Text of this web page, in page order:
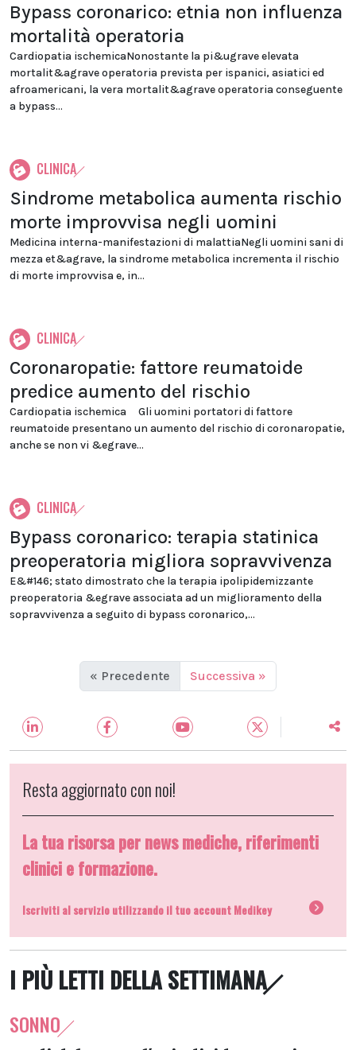
Bypass coronarico: etnia non influenza
mortalità operatoria
Cardiopatia ischemicaNonostante la pi&ugrave elevata
mortalit&agrave operatoria prevista per ispanici, asiatici ed
afroamericani, la vera mortalit&agrave operatoria conseguente
a bypass...
CLINICA
Sindrome metabolica aumenta rischio
morte improvvisa negli uomini
Medicina interna-manifestazioni di malattiaNegli uomini sani di
mezza et&agrave, la sindrome metabolica incrementa il rischio
di morte improvvisa e, in...
CLINICA
Coronaropatie: fattore reumatoide
predice aumento del rischio
Cardiopatia ischemica Gli uomini portatori di fattore
reumatoide presentano un aumento del rischio di coronaropatie,
anche se non vi &egrave...
CLINICA
Bypass coronarico: terapia statinica
preoperatoria migliora sopravvivenza
E&#146; stato dimostrato che la terapia ipolipidemizzante
preoperatoria &egrave associata ad un miglioramento della
sopravvivenza a seguito di bypass coronarico,...
« Precedente Successiva »
Resta aggiornato con noi!
La tua risorsa per news mediche, riferimenti
clinici e formazione.
Iscriviti al servizio utilizzando il tuo account Medikey
I PIÙ LETTI DELLA SETTIMANA
SONNO